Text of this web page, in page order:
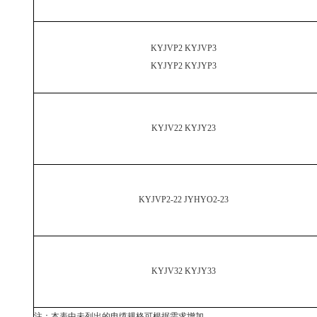
KYJVP2 KYJVP3
KYJYP2 KYJYP3
KYJV22 KYJY23
KYJVP2-22 JYHYO2-23
KYJV32 KYJY33